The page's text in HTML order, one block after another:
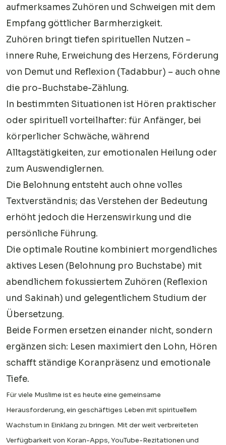
aufmerksames Zuhören und Schweigen mit dem
Empfang göttlicher Barmherzigkeit.
Zuhören bringt tiefen spirituellen Nutzen –
innere Ruhe, Erweichung des Herzens, Förderung
von Demut und Reflexion (Tadabbur) – auch ohne
die pro-Buchstabe-Zählung.
In bestimmten Situationen ist Hören praktischer
oder spirituell vorteilhafter: für Anfänger, bei
körperlicher Schwäche, während
Alltagstätigkeiten, zur emotionalen Heilung oder
zum Auswendiglernen.
Die Belohnung entsteht auch ohne volles
Textverständnis; das Verstehen der Bedeutung
erhöht jedoch die Herzenswirkung und die
persönliche Führung.
Die optimale Routine kombiniert morgendliches
aktives Lesen (Belohnung pro Buchstabe) mit
abendlichem fokussiertem Zuhören (Reflexion
und Sakinah) und gelegentlichem Studium der
Übersetzung.
Beide Formen ersetzen einander nicht, sondern
ergänzen sich: Lesen maximiert den Lohn, Hören
schafft ständige Koranpräsenz und emotionale
Tiefe.
Für viele Muslime ist es heute eine gemeinsame
Herausforderung, ein geschäftiges Leben mit spirituellem
Wachstum in Einklang zu bringen. Mit der weit verbreiteten
Verfügbarkeit von Koran-Apps, YouTube-Rezitationen und